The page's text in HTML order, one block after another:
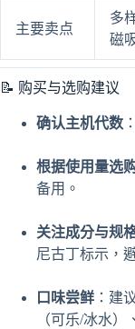
主要卖点
多
磁
📝 购买与选购建议
确认主机代数
根据使用量选
备用。
关注成分与规
尼古丁标示，
口味尝鲜 ：建
（可乐/冰水